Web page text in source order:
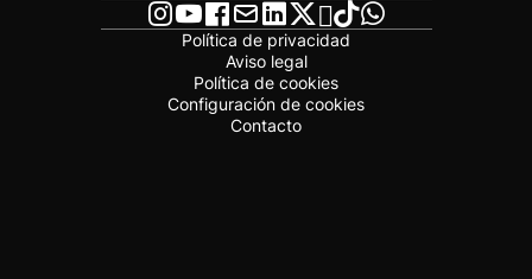
Política de privacidad
Aviso legal
Política de cookies
Configuración de cookies
Contacto